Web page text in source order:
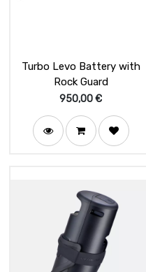
Turbo Levo Battery with
Rock Guard
950,00€